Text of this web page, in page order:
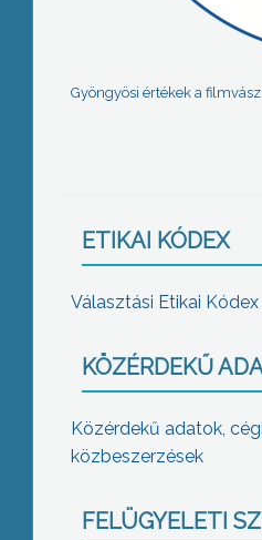
Gyöngyösi értékek a
ETIKAI KÓDEX
Választási Etikai
KÖZÉRDEKŰ
Közérdekű adatok,
közbeszerzések
FELÜGYELETI